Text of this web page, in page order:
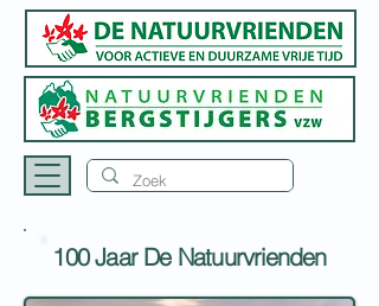
100 Jaar De Natuurvrienden